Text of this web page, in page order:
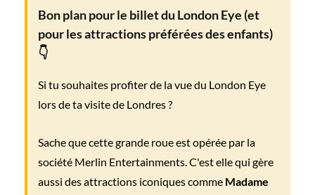
Bon plan pour le billet du London Eye (et
pour les attractions préférées des enfants)
👇
Si tu souhaites profiter de la vue du London Eye
lors de ta visite de Londres ?
Sache que cette grande roue est opérée par la
société Merlin Entertainments. C'est elle qui gère
aussi des attractions iconiques comme Madame